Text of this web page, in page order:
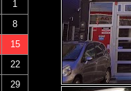
1
8
15
22
29